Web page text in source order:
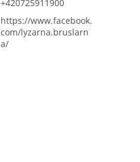
+420725911900
https://www.facebook.
com/lyzarna.bruslarn
a/